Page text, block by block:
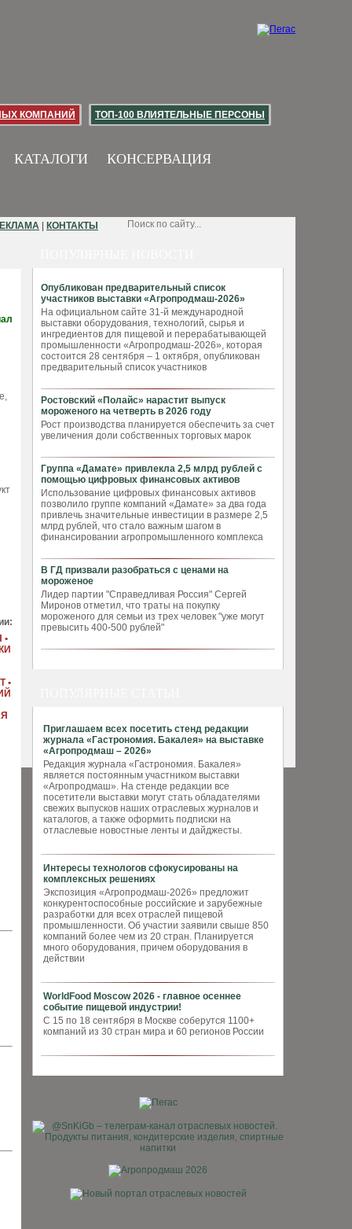
КОМПАНИЙ ТОП-100 ВЛИЯТЕЛЬНЫЕ ПЕРСОНЫ
КАТАЛОГИ КОНСЕРВАЦИЯ
Опубликован предварительный список
участников выставки «Агропродмаш-2026»
На официальном сайте 31-й международной
выставки оборудования, технологий, сырья и
ингредиентов для пищевой и перерабатывающей
промышленности «Агропродмаш-2026», которая
состоится 28 сентября – 1 октября, опубликован
предварительный список участников
Ростовский «Полайс» нарастит выпуск
мороженого на четверть в 2026 году
Рост производства планируется обеспечить за счет
увеличения доли собственных торговых марок
Группа «Дамате» привлекла 2,5 млрд рублей с
помощью цифровых финансовых активов
Использование цифровых финансовых активов
позволило группе компаний «Дамате» за два года
привлечь значительные инвестиции в размере 2,5
млрд рублей, что стало важным шагом в
финансировании агропромышленного комплекса
В ГД призвали разобраться с ценами на
мороженое
Лидер партии "Справедливая Россия" Сергей
Миронов отметил, что траты на покупку
мороженого для семьи из трех человек "уже могут
превысить 400-500 рублей"
Приглашаем всех посетить стенд редакции
журнала «Гастрономия. Бакалея» на выставке
«Агропродмаш – 2026»
Редакция журнала «Гастрономия. Бакалея»
является постоянным участником выставки
«Агропродмаш». На стенде редакции все
посетители выставки могут стать обладателями
свежих выпусков наших отраслевых журналов и
каталогов, а также оформить подписки на
отласлевые новостные ленты и дайджесты.
Интересы технологов сфокусированы на
комплексных решениях
Экспозиция «Агропродмаш-2026» предложит
конкурентоспособные российские и зарубежные
разработки для всех отраслей пищевой
промышленности. Об участии заявили свыше 850
компаний более чем из 20 стран. Планируется
много оборудования, причем оборудования в
действии
WorldFood Moscow 2026 - главное осеннее
событие пищевой индустрии!
С 15 по 18 сентября в Москве соберутся 1100+
компаний из 30 стран мира и 60 регионов России
КОНТАКТЫ
•